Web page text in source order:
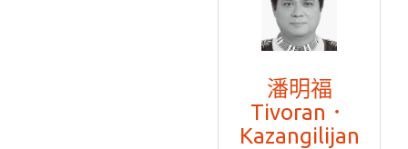
潘明福
Tivoran．
Kazangilijan